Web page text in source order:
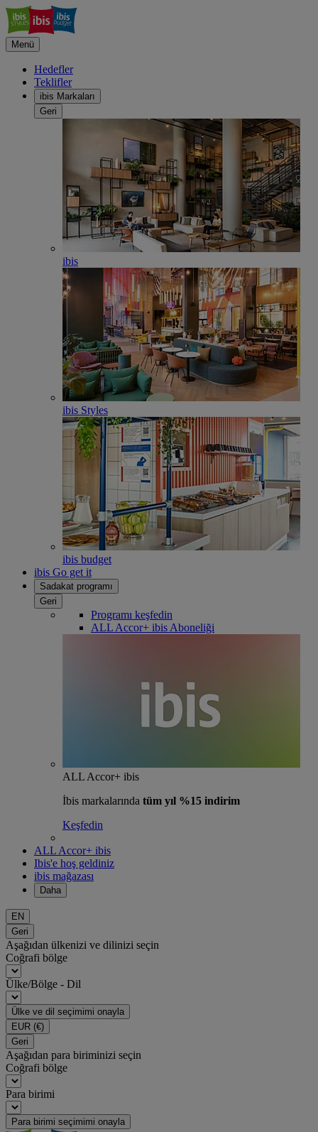
Menü
Hedefler
Teklifler
ibis Markaları
Geri
ibis
ibis Styles
ibis budget
ibis Go get it
Sadakat programı
Geri
Programı keşfedin
ALL Accor+ ibis Aboneliği
ALL Accor+ ibis
İbis markalarında tüm yıl %15 indirim
Keşfedin
ALL Accor+ ibis
Ibis'e hoş geldiniz
ibis mağazası
Daha
EN
Geri
Aşağıdan ülkenizi ve dilinizi seçin
Coğrafi bölge
Ülke/Bölge - Dil
Ülke ve dil seçimimi onayla
EUR (€)
Geri
Aşağıdan para biriminizi seçin
Coğrafi bölge
Para birimi
Para birimi seçimimi onayla